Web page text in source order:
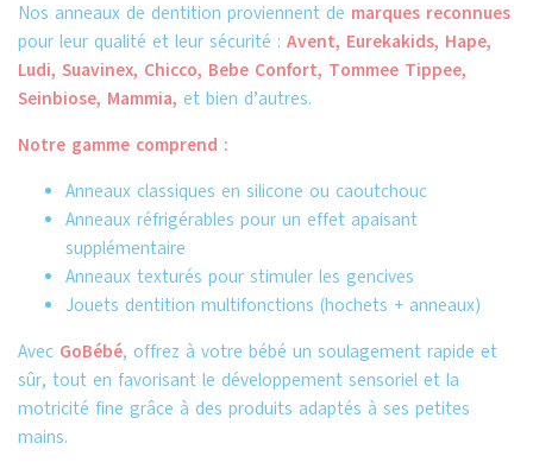
Nos anneaux de dentition proviennent de marques reconnues
pour leur qualité et leur sécurité : Avent, Eurekakids, Hape,
Ludi, Suavinex, Chicco, Bebe Confort, Tommee Tippee,
Seinbiose, Mammia, et bien d’autres.
Notre gamme comprend :
Anneaux classiques en silicone ou caoutchouc
Anneaux réfrigérables pour un effet apaisant
supplémentaire
Anneaux texturés pour stimuler les gencives
Jouets dentition multifonctions (hochets + anneaux)
Avec GoBébé, offrez à votre bébé un soulagement rapide et
sûr, tout en favorisant le développement sensoriel et la
motricité fine grâce à des produits adaptés à ses petites
mains.